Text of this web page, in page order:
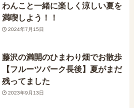
わんこと一緒に楽しく涼しい夏を
満喫しよう！！
2024年7月15日
藤沢の満開のひまわり畑でお散歩
【フルーツパーク長後】夏がまだ
残ってました
2023年9月13日